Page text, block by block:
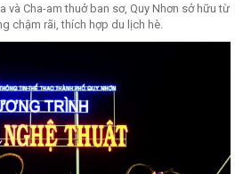
và Cha-am thuở ban sơ, Quy Nhơn sở hữu từ
chậm rãi, thích hợp du lịch hè.